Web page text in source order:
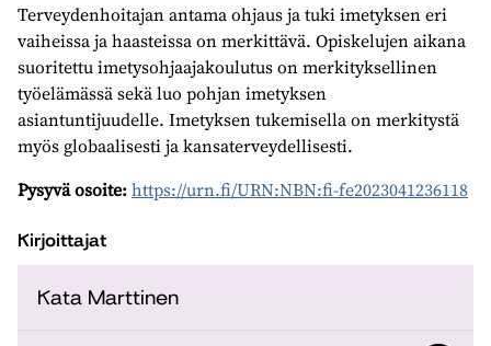
Terveydenhoitajan antama ohjaus ja tuki imetyksen eri
vaiheissa ja haasteissa on merkittävä. Opiskelujen aikana
suoritettu imetysohjaajakoulutus on merkityksellinen
työelämässä sekä luo pohjan imetyksen
asiantuntijuudelle. Imetyksen tukemisella on merkitystä
myös globaalisesti ja kansaterveydellisesti.
Pysyvä osoite:https://urn.fi/URN:NBN:fi-fe2023041236118
Kirjoittajat
Kata Marttinen